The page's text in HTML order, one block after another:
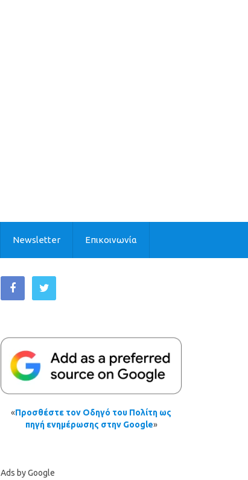
Newsletter Επικοινωνία
«Προσθέστε τον Οδηγό του Πολίτη ως
πηγή ενημέρωσης στην Google»
Ads by Google